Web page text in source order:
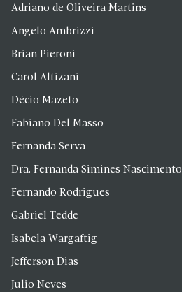
Adriano de Oliveira Martins
Angelo Ambrizzi
Brian Pieroni
Carol Altizani
Décio Mazeto
Fabiano Del Masso
Fernanda Serva
Dra. Fernanda Simines Nascimento
Fernando Rodrigues
Gabriel Tedde
Isabela Wargaftig
Jefferson Dias
Julio Neves